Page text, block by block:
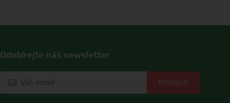
Odebírejte náš newsletter
Přihlásit